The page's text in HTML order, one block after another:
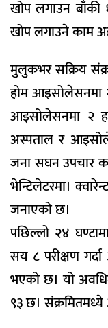
खोप लगाउन बाँकी
खोप लगाउने काम
मुलुकभर सक्रिय
होम आइसोलेसनमा
आइसोलेसनमा २
अस्पताल र
जना सघन उपचार
भेन्टिलेटरमा।
जनाएको छ।
पछिल्लो २४
सय ८ परीक्षण
भएको छ। यो
९३ छ।